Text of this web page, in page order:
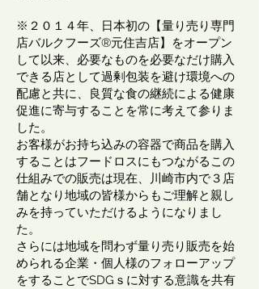
※２０１４年、日本初の【量り売り専門
店バルクフーズ®元住吉店】をオープン
して以来、必要なものを必要なだけ購入
できる店として過剰包装を避け環境への
配慮と共に、良質な食の継続による健康
促進に寄与することを常に考えて参りま
した。
お客様がお持ち込みの容器で商品を購入
することはフードロスにもつながるこの
仕組みでの販売は現在、川崎市内で３店
舗となり地域の皆様からもご理解と親し
みを持っていただけるようになりまし
た。
さらには地域を問わず量り売り販売を始
められる企業・個人様のフォローアップ
をすることでSDGｓに対する意識を共有